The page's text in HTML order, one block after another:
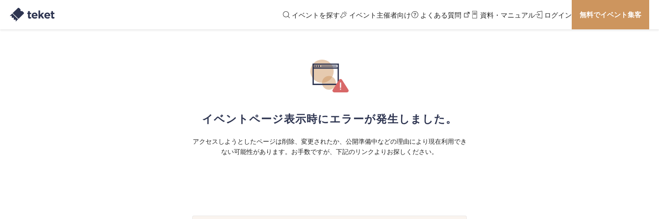
イベントを探す イベント主催者向け よくある質問 資料・マニュアル ログイン 無料でイベント集客
イベントページ表示時にエラーが発生しました。
アクセスしようとしたページは削除、変更されたか、公開準備中などの理由により現在利用でき
ない可能性があります。お手数ですが、下記のリンクよりお探しください。